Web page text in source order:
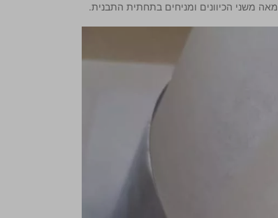
משני הכיוונים ומניחים בתחתית התבנית.